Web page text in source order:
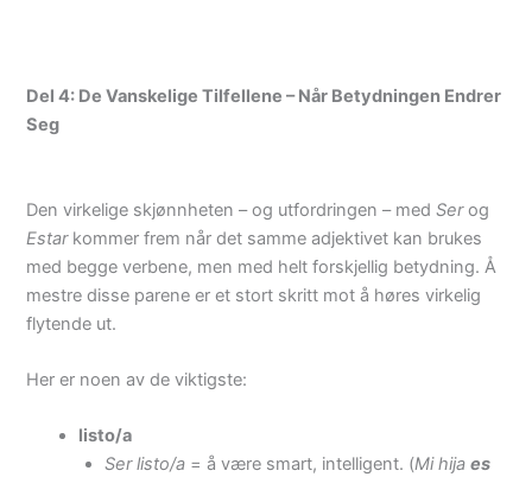
Del 4: De Vanskelige Tilfellene – Når Betydningen Endrer
Seg
Den virkelige skjønnheten – og utfordringen – medSerog
Estarkommer frem når det samme adjektivet kan brukes
med begge verbene, men med helt forskjellig betydning. Å
mestre disse parene er et stort skritt mot å høres virkelig
flytende ut.
Her er noen av de viktigste:
listo/a
Ser listo/a = å være smart, intelligent. (Mi hijaes